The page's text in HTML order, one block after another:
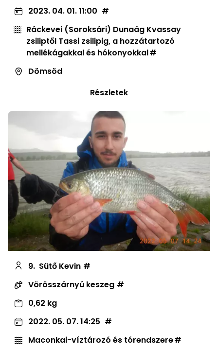
2023. 04. 01. 11:00
Ráckevei (Soroksári) Dunaág Kvassay
zsiliptől Tassi zsilipig, a hozzátartozó
mellékágakkal és hókonyokkal
Dömsöd
Részletek
9. Sütő Kevin
Vörösszárnyú keszeg
0,62 kg
2022. 05. 07. 14:25
Maconkai-víztározó és tórendszere